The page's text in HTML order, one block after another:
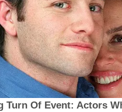
Turn Of Event: Actors